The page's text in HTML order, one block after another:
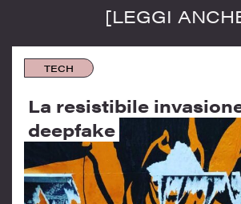
[LEGGI
TECH
La resistibile
deepfake